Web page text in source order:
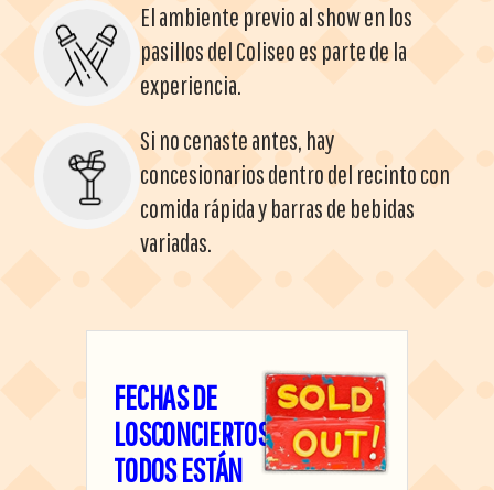
El ambiente previo al show en los
pasillos del Coliseo es parte de la
experiencia.
Si no cenaste antes, hay
concesionarios dentro del recinto con
comida rápida y barras de bebidas
variadas.
FECHAS DE
LOSCONCIERTOS
TODOS ESTÁN